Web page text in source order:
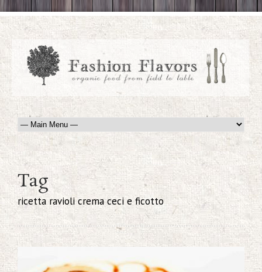
Tag
ricetta ravioli crema ceci e ficotto